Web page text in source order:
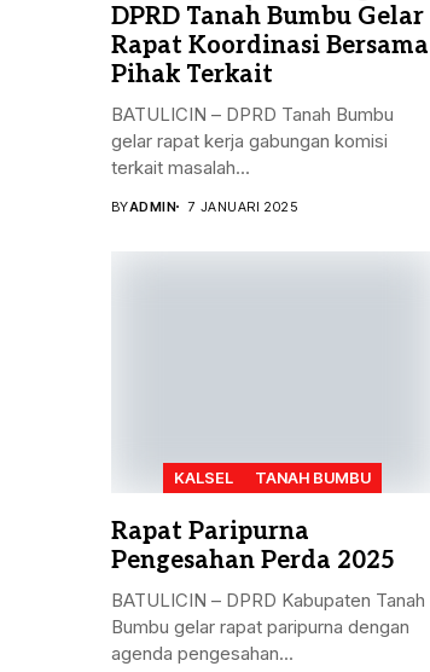
DPRD Tanah Bumbu Gelar
Rapat Koordinasi Bersama
Pihak Terkait
BATULICIN – DPRD Tanah Bumbu
gelar rapat kerja gabungan komisi
terkait masalah...
BYADMIN 7 JANUARI 2025
KALSEL TANAH BUMBU
Rapat Paripurna
Pengesahan Perda 2025
BATULICIN – DPRD Kabupaten Tanah
Bumbu gelar rapat paripurna dengan
agenda pengesahan...